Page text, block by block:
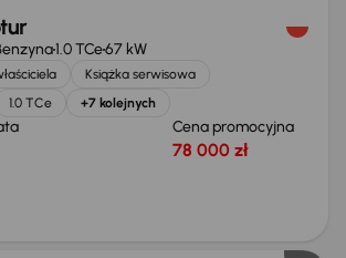
1.0 TCe67 kW
Książka serwisowa
1.0 TCe +7 kolejnych
Cena promocyjna
78 000 zł
o 36 999 zł